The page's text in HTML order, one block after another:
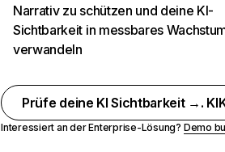
Narrativ zu schützen und deine KI-
Sichtbarkeit in messbares
verwandeln
Prüfe deine KI Sichtbarkeit →.
Interessiert an der Enterprise-Lösung? Demo